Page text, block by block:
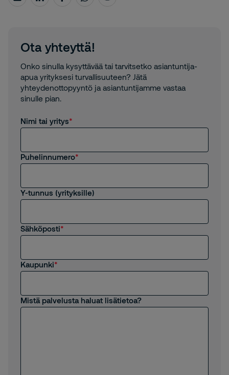
Ota yhteyttä!
Onko sinulla kysyttävää tai tarvitsetko asiantuntija-
apua yrityksesi turvallisuuteen? Jätä
yhteydenottopyyntö ja asiantuntijamme vastaa
sinulle pian.
Nimi tai yritys
Puhelinnumero
Y-tunnus (yrityksille)
Sähköposti
Kaupunki
Mistä palvelusta haluat lisätietoa?